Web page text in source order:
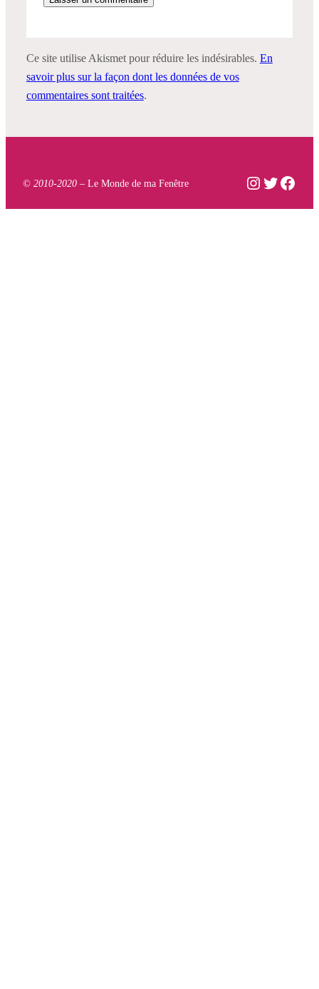
Ce site utilise Akismet pour réduire les indésirables. En
savoir plus sur la façon dont les données de vos
commentaires sont traitées.
© 2010-2020 – Le Monde de ma Fenêtre Instagram
Twitter